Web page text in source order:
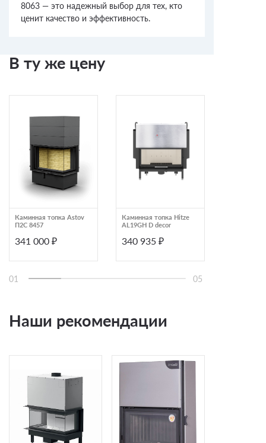
8063 — это надежный выбор для тех, кто
ценит качество и эффективность.
В ту же цену
Каминная топка Astov
П2С 8457
341 000 ₽
Каминная топка Hitze
AL19GH D decor
340 935 ₽
01 05
Наши рекомендации